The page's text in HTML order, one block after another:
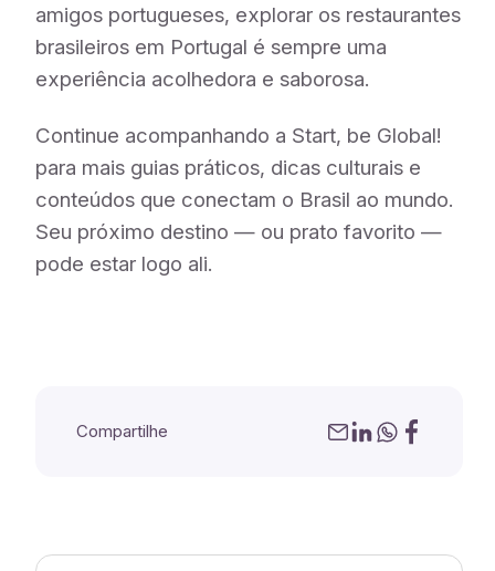
amigos portugueses, explorar os restaurantes
brasileiros em Portugal é sempre uma
experiência acolhedora e saborosa.
Continue acompanhando a Start, be Global!
para mais guias práticos, dicas culturais e
conteúdos que conectam o Brasil ao mundo.
Seu próximo destino — ou prato favorito —
pode estar logo ali.
Compartilhe